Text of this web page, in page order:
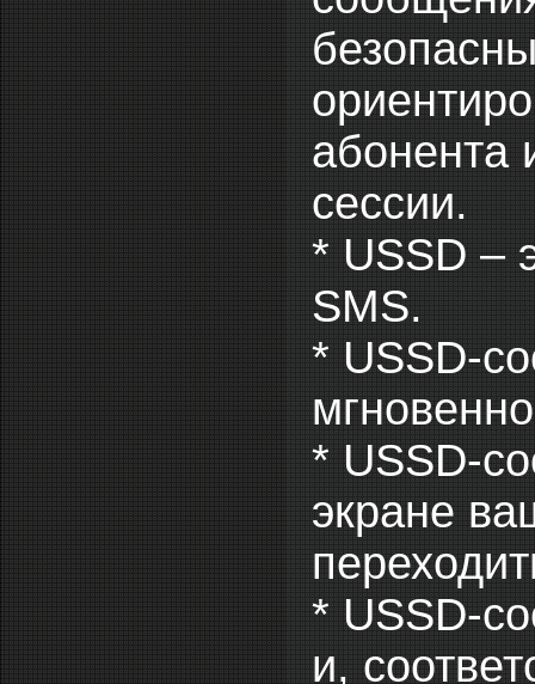
абонента
сессии.
* USSD –
SMS.
* USSD-
* USSD-
экране
* USSD-
и,